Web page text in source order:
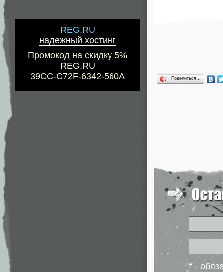
REG.RU
надежный хостинг
Промокод на скидку 5%
REG.RU
39CC-C72F-6342-560A
Поделиться…
* -